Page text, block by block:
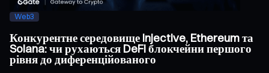
Web3
Конкурентне середовище Injective, Ethereum та
Solana: чи рухаються DeFi блокчейни першого
рівня до диференційованого